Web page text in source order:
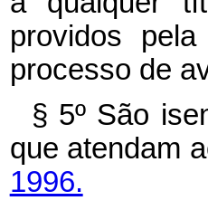
providos
processo de
§ 5º São
que atendam
1996.